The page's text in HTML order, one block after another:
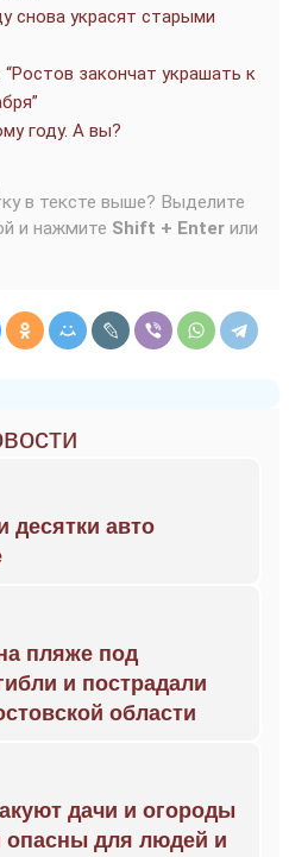
снова украсят старыми
закончат украшать к
году. А вы?
в тексте выше? Выделите
и нажмите Shift + Enter или
десятки авто
пляже под
и пострадали
области
дачи и огороды
опасны для людей и